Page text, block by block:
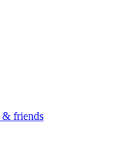
& friends